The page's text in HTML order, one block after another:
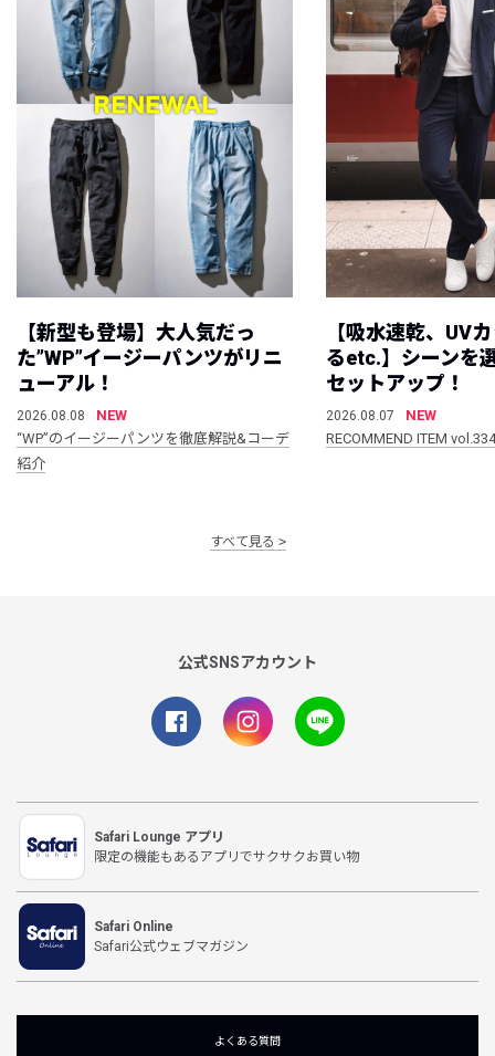
【新型も登場】大人気だっ
た”WP”イージーパンツがリニ
ューアル！
2026.08.08
NEW
“WP”のイージーパンツを徹底解説&コーデ
紹介
【吸水速乾、UV
るetc.】シーンを
セットアップ！
2026.08.07
NEW
RECOMMEND ITEM vol.334
すべて見る
公式SNSアカウント
Safari Lounge アプリ
限定の機能もあるアプリでサクサクお買い物
Safari Online
Safari公式ウェブマガジン
よくある質問